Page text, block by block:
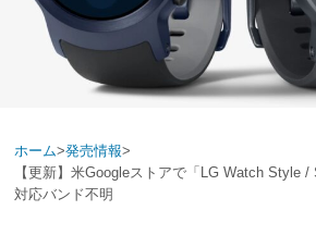
ホーム>発売情報>
【更新】米Googleストアで「LG Watch Style
対応バンド不明